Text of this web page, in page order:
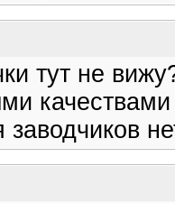
тут не